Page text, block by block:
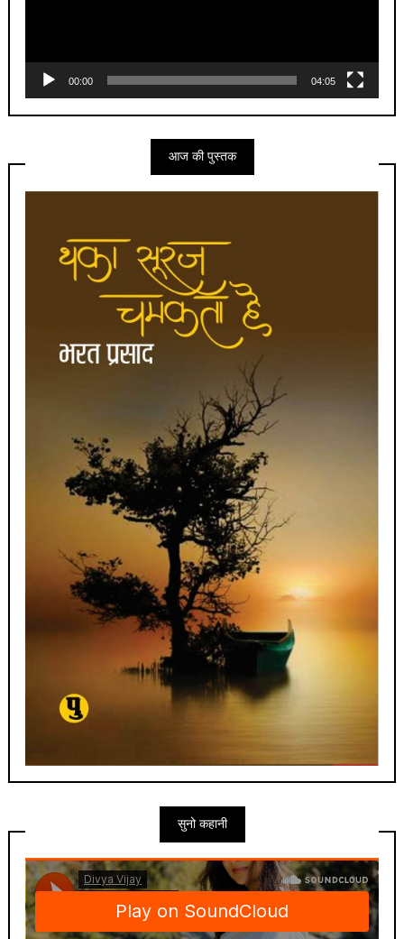
00:00 04:05
आज की पुस्तक
सुनो कहानी